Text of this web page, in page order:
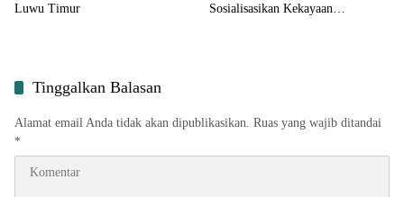
Luwu Timur
Sosialisasikan Kekayaan
Tinggalkan Balasan
Alamat email Anda tidak akan dipublikasikan. Ruas yang wajib ditandai
*